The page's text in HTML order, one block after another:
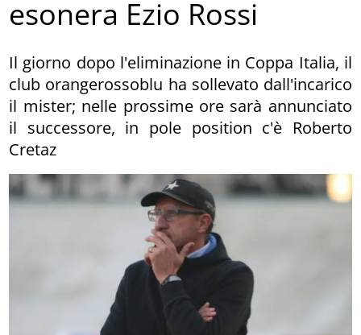
esonera Ezio Rossi
Il giorno dopo l'eliminazione in Coppa Italia, il
club orangerossoblu ha sollevato dall'incarico
il mister; nelle prossime ore sarà annunciato
il successore, in pole position c'è Roberto
Cretaz